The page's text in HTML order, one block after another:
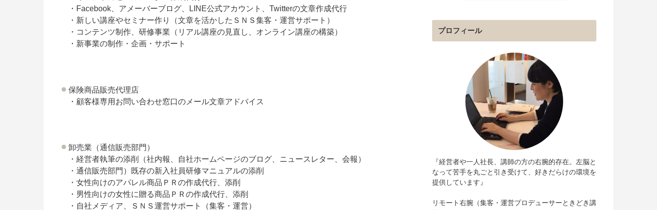
・Facebook、アメーバーブログ、LINE公式アカウント、Twitterの文章作成代行
・新しい講座やセミナー作り（文章を活かしたＳＮＳ集客・運営サポート）
・コンテンツ制作、研修事業（リアル講座の見直し、オンライン講座の構築）
・新事業の制作・企画・サポート
保険商品販売代理店
・顧客様専用お問い合わせ窓口のメール文章アドバイス
卸売業（通信販売部門）
・経営者執筆の添削（社内報、自社ホームページのブログ、ニュースレター、会報）
・通信販売部門）既存の新入社員研修マニュアルの添削
・女性向けのアパレル商品ＰＲの作成代行、添削
・男性向けの女性に贈る商品ＰＲの作成代行、添削
・自社メディア、ＳＮＳ運営サポート（集客・運営）
プロフィール
『経営者や一人社長、講師の方の右腕的存在。左脳と
なって苦手を丸ごと引き受けて、好きだらけの環境を
提供しています』
リモート右腕（集客・運営プロデューサーときどき講